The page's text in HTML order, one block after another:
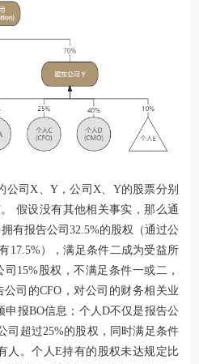
公司X、Y，公司X、Y的股票分别
假设没有其他相关事实，那么通
有报告公司32.5%的股权（通过公
17.5%），满足条件二成为受益所
15%股权，不满足条件一或二，
司的CFO，对公司的财务相关业
申报BO信息；个人D不仅是报告公
司超过25%的股权，同时满足条件
人。个人E持有的股权未达规定比